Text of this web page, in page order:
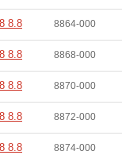
8.8 8864-000
8.8 8868-000
8.8 8870-000
8.8 8872-000
8.8 8874-000